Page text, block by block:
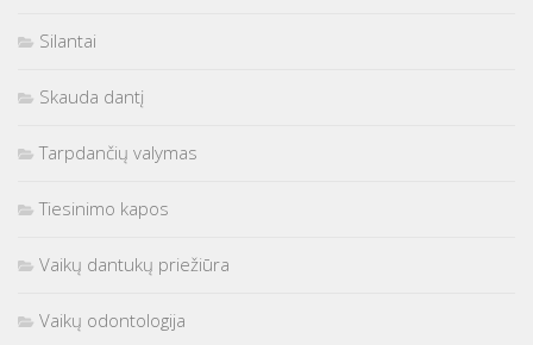
Silantai
Skauda dantį
Tarpdančių valymas
Tiesinimo kapos
Vaikų dantukų priežiūra
Vaikų odontologija